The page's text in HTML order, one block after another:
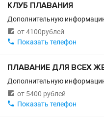
КЛУБ ПЛАВАНИЯ
Дополнительную
 от 4100рублей
 Показать телефон
ПЛАВАНИЕ ДЛЯ ВСЕХ
Дополнительную
 от 5400 рублей
 Показать телефон